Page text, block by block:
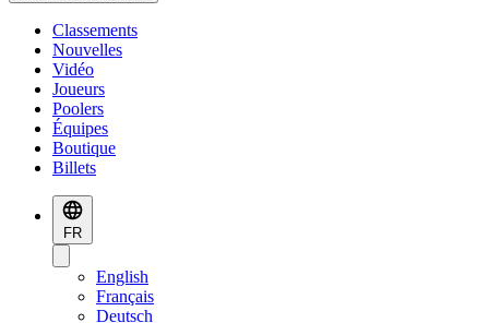
Classements
Nouvelles
Vidéo
Joueurs
Poolers
Équipes
Boutique
Billets
FR
English
Français
Deutsch